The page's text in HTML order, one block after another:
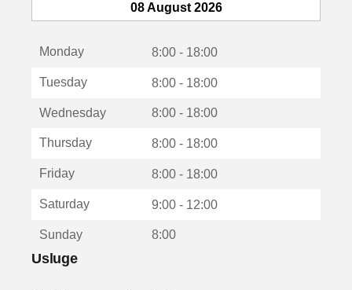
o
u
08 August 2026
Monday 8:00 - 18:00
Tuesday 8:00 - 18:00
Wednesday 8:00 - 18:00
Thursday 8:00 - 18:00
Friday 8:00 - 18:00
Saturday 9:00 - 12:00
Sunday 8:00
Usluge